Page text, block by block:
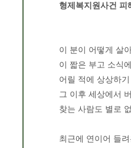
형제복지원사건 피
이 분이 어떻게 살
이 짧은 부고 소식
어릴 적에 상상하
그 이후 세상에서
찾는 사람도 별로
최근에 연이어 들